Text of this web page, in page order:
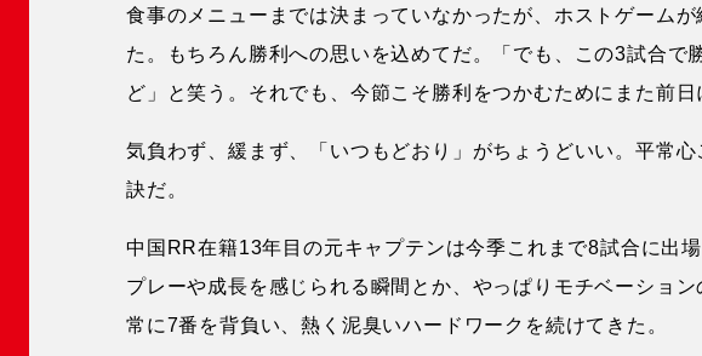
食事のメニューまでは決まっていなかったが、ホストゲーム
た。もちろん勝利への思いを込めてだ。「でも、この3試合で
ど」と笑う。それでも、今節こそ勝利をつかむためにまた前日
気負わず、緩まず、「いつもどおり」がちょうどいい。平常
訣だ。
中国RR在籍13年目の元キャプテンは今季これまで8試合に出
プレーや成長を感じられる瞬間とか、やっぱりモチベーショ
常に7番を背負い、熱く泥臭いハードワークを続けてきた。